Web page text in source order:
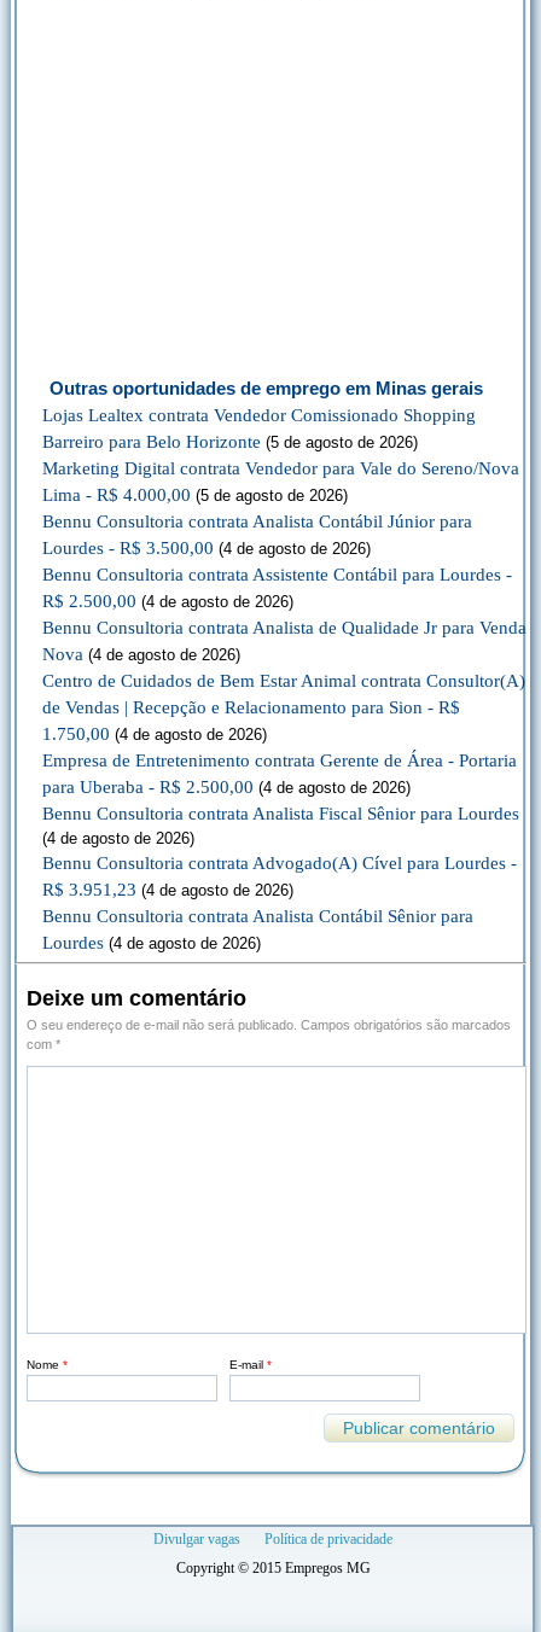
Outras oportunidades de emprego em Minas gerais
Lojas Lealtex contrata Vendedor Comissionado Shopping
Barreiro para Belo Horizonte (5 de agosto de 2026)
Marketing Digital contrata Vendedor para Vale do Sereno/Nova
Lima - R$ 4.000,00 (5 de agosto de 2026)
Bennu Consultoria contrata Analista Contábil Júnior para
Lourdes - R$ 3.500,00 (4 de agosto de 2026)
Bennu Consultoria contrata Assistente Contábil para Lourdes -
R$ 2.500,00 (4 de agosto de 2026)
Bennu Consultoria contrata Analista de Qualidade Jr para Venda
Nova (4 de agosto de 2026)
Centro de Cuidados de Bem Estar Animal contrata Consultor(A)
de Vendas | Recepção e Relacionamento para Sion - R$
1.750,00 (4 de agosto de 2026)
Empresa de Entretenimento contrata Gerente de Área - Portaria
para Uberaba - R$ 2.500,00 (4 de agosto de 2026)
Bennu Consultoria contrata Analista Fiscal Sênior para Lourdes
(4 de agosto de 2026)
Bennu Consultoria contrata Advogado(A) Cível para Lourdes -
R$ 3.951,23 (4 de agosto de 2026)
Bennu Consultoria contrata Analista Contábil Sênior para
Lourdes (4 de agosto de 2026)
Deixe um comentário
O seu endereço de e-mail não será publicado. Campos obrigatórios são marcados
com *
Nome * E-mail *
Divulgar vagas
Política de privacidade
Copyright © 2015 Empregos MG